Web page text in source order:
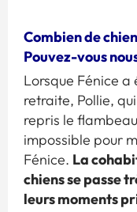
Combien de
Pouvez-vous
Lorsque Fénice
retraite, Pollie,
repris le
impossible pour
Fénice. La
chiens se passe
leurs moments